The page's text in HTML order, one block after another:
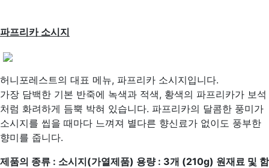
파프리카 소시지
허니포레스트의 대표 메뉴, 파프리카 소시지입니다.
가장 담백한 기본 반죽에 녹색과 적색, 황색의 파프리카가 보석
처럼 화려하게 듬뿍 박혀 있습니다. 파프리카의 달콤한 풍미가
소시지를 씹을 때마다 느껴져 별다른 향신료가 없이도 풍부한
향미를 줍니다.
제품의 종류 : 소시지(가열제품) 용량 : 3개 (210g) 원재료 및 함